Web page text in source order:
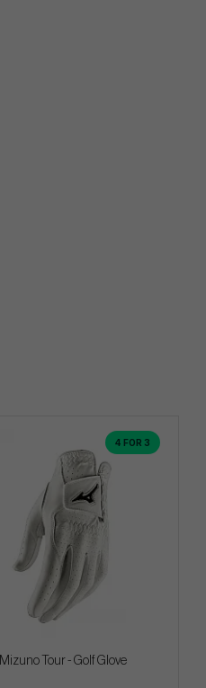
4 FOR 3
Mizuno Tour - Golf Glove